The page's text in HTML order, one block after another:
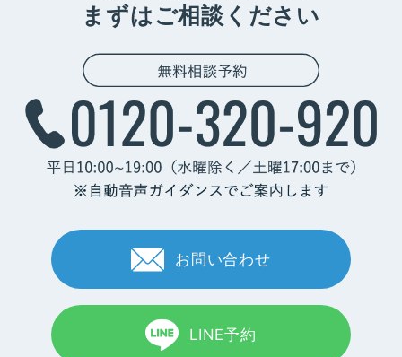
まずはご相談ください
お問い合わせ
LINE予約